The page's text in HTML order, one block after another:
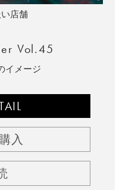
店舗
Vol.45
イメージ
入